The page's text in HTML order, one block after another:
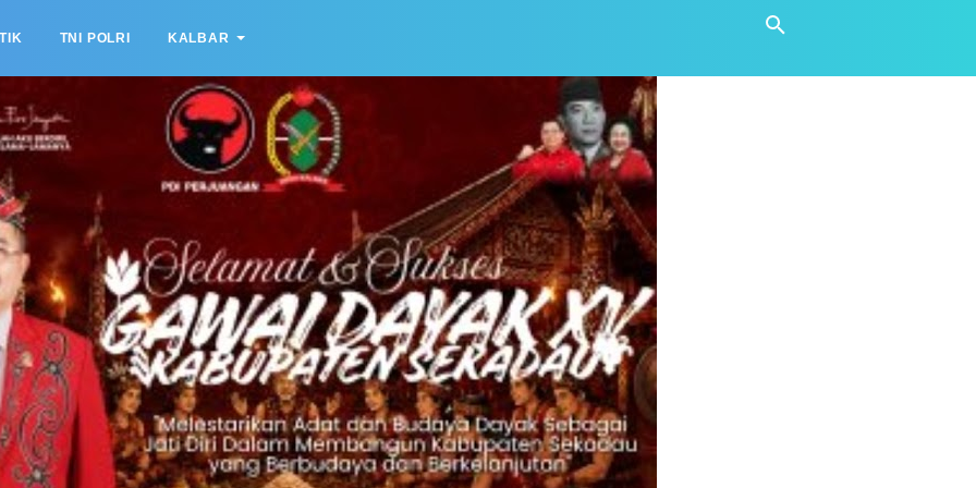
TNI POLRI KALBAR